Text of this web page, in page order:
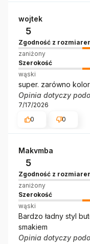
wojtek
5
Zgodność z
zaniżony
Szerokość
wąski
super. zarówno
Opinia dotyczy
7/17/2026
0
0
Makvmba
5
Zgodność z
zaniżony
Szerokość
wąski
Bardzo ładny styl
smakiem
Opinia dotyczy